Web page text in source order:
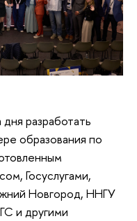
разработать
образования по
Госуслугами,
Новгород, ННГУ
и другими